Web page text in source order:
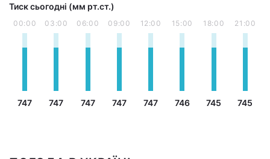
Тиск сьогодні (мм рт.ст.)
00:00
747
03:00
747
06:00
747
09:00
747
12:00
747
15:00
746
18:00
745
21:00
745